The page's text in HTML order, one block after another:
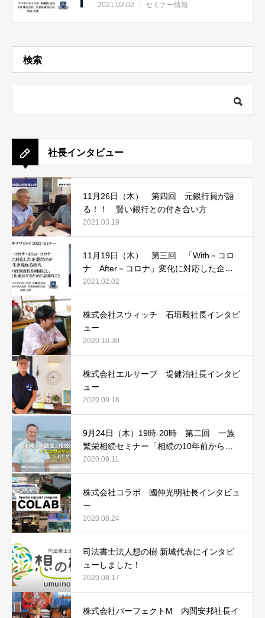
2021.02.02 セミナー情報
検索
社長インタビュー
11月26日（木） 第四回 元銀行員が語
る！！ 賢い銀行との付き合い方
2021.03.19
11月19日（木） 第三回 「With－コロ
ナ After－コロナ」変化に対応した企業
だけが生き残れる時代
2021.02.02
株式会社スウィッチ 石垣毅社長インタビ
ュー
2020.10.30
株式会社エルサーブ 堤健治社長インタビ
ュー
2020.09.18
9月24日（木）19時‐20時 第二回 一族
繁栄相続セミナー「相続の10年前からや
るべき3つの事とは！？」
2020.09.11
株式会社コラボ 國仲光明社長インタビュ
ー
2020.08.24
司法書士法人想の樹 新城代表にインタビ
ューしました！
2020.08.17
株式会社パーフェクトM 内間安邦社長イ